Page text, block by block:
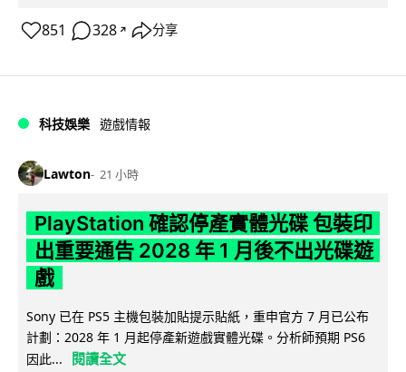
851 328 ↗ 分享
科技娛樂 遊戲情報
Lawton 21 小時
PlayStation 確認停產實體光碟 包裝印
出重要通告 2028 年 1 月後不出光碟遊
戲
Sony 已在 PS5 主機包裝加貼提示貼紙，重申官方 7 月已公布
計劃：2028 年 1 月起停產新遊戲實體光碟。分析師預期 PS6
因此...
閱讀全文